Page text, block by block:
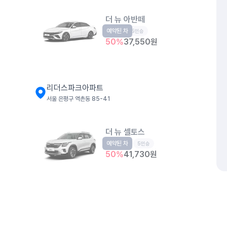
더 뉴 아반떼
준중형 5인승
50%37,550원
예약된 차
리더스파크아파트
서울 은평구 역촌동 85-41
더 뉴 셀토스
소형SUV 5인승
50%41,730원
예약된 차